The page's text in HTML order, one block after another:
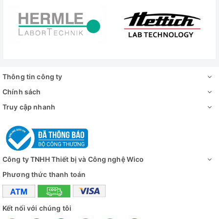
Đánh giá
Thông tin công ty
Chính sách
Truy cập nhanh
Công ty TNHH Thiết bị và Công nghệ Wico
Phương thức thanh toán
Kết nối với chúng tôi